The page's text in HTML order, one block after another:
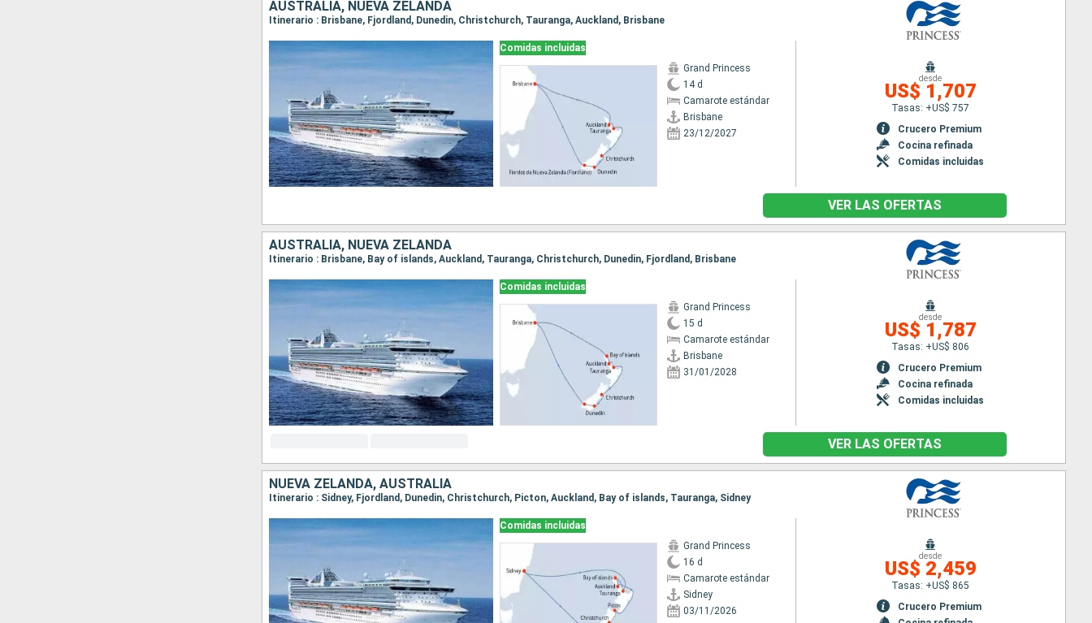
AUSTRALIA, NUEVA ZELANDA
Itinerario : Brisbane, Fjordland, Dunedin, Christchurch, Tauranga, Auckland, Brisbane
Comidas incluidas
Grand Princess
14 d
Camarote estándar
Brisbane
23/12/2027
desde
US$ 1,707
Tasas: +US$ 757
Crucero Premium
Cocina refinada
Comidas incluidas
VER LAS OFERTAS
AUSTRALIA, NUEVA ZELANDA
Itinerario : Brisbane, Bay of islands, Auckland, Tauranga, Christchurch, Dunedin, Fjordland, Brisbane
Comidas incluidas
Grand Princess
15 d
Camarote estándar
Brisbane
31/01/2028
desde
US$ 1,787
Tasas: +US$ 806
Crucero Premium
Cocina refinada
Comidas incluidas
VER LAS OFERTAS
NUEVA ZELANDA, AUSTRALIA
Itinerario : Sidney, Fjordland, Dunedin, Christchurch, Picton, Auckland, Bay of islands, Tauranga, Sidney
Comidas incluidas
Grand Princess
16 d
Camarote estándar
Sidney
03/11/2026
desde
US$ 2,459
Tasas: +US$ 865
Crucero Premium